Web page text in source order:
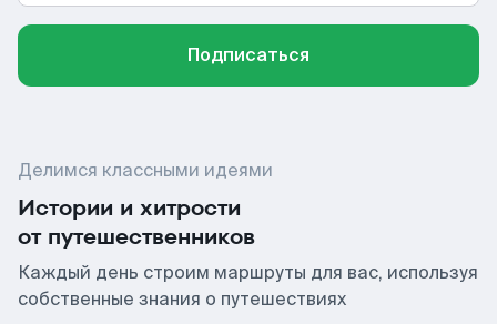
Подписаться
Делимся классными идеями
Истории и хитрости
от путешественников
Каждый день строим маршруты для вас, используя
собственные знания о путешествиях